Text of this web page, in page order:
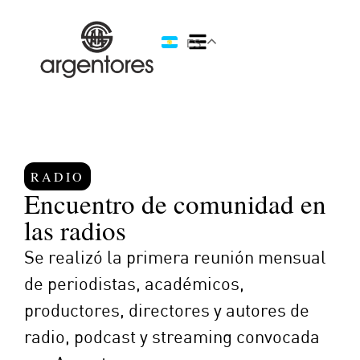
ES
RADIO
Encuentro de comunidad en
las radios
Se realizó la primera reunión mensual
de periodistas, académicos,
productores, directores y autores de
radio, podcast y streaming convocada